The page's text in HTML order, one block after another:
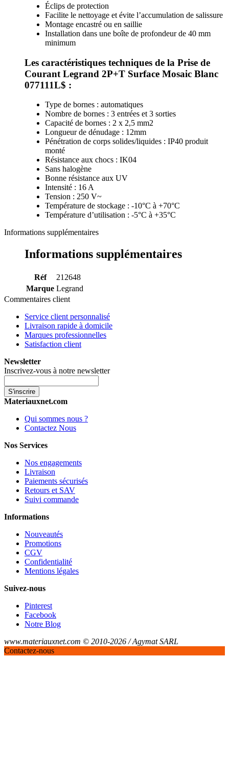
Éclips de protection
Facilite le nettoyage et évite l’accumulation de salissure
Montage encastré ou en saillie
Installation dans une boîte de profondeur de 40 mm
minimum
Les caractéristiques techniques de la Prise de
Courant Legrand 2P+T Surface Mosaic Blanc
077111L$ :
Type de bornes : automatiques
Nombre de bornes : 3 entrées et 3 sorties
Capacité de bornes : 2 x 2,5 mm2
Longueur de dénudage : 12mm
Pénétration de corps solides/liquides : IP40 produit
monté
Résistance aux chocs : IK04
Sans halogène
Bonne résistance aux UV
Intensité : 16 A
Tension : 250 V~
Température de stockage : -10°C à +70°C
Température d’utilisation : -5°C à +35°C
Informations supplémentaires
Informations supplémentaires
Réf
212648
Marque Legrand
Commentaires client
Service client personnalisé
Livraison rapide à domicile
Marques professionnelles
Satisfaction client
Newsletter
Inscrivez-vous à notre newsletter
S'inscrire
Materiauxnet.com
Qui sommes nous ?
Contactez Nous
Nos Services
Nos engagements
Livraison
Paiements sécurisés
Retours et SAV
Suivi commande
Informations
Nouveautés
Promotions
CGV
Confidentialité
Mentions légales
Suivez-nous
Pinterest
Facebook
Notre Blog
www.materiauxnet.com © 2010-2026 / Agymat SARL
Contactez-nous